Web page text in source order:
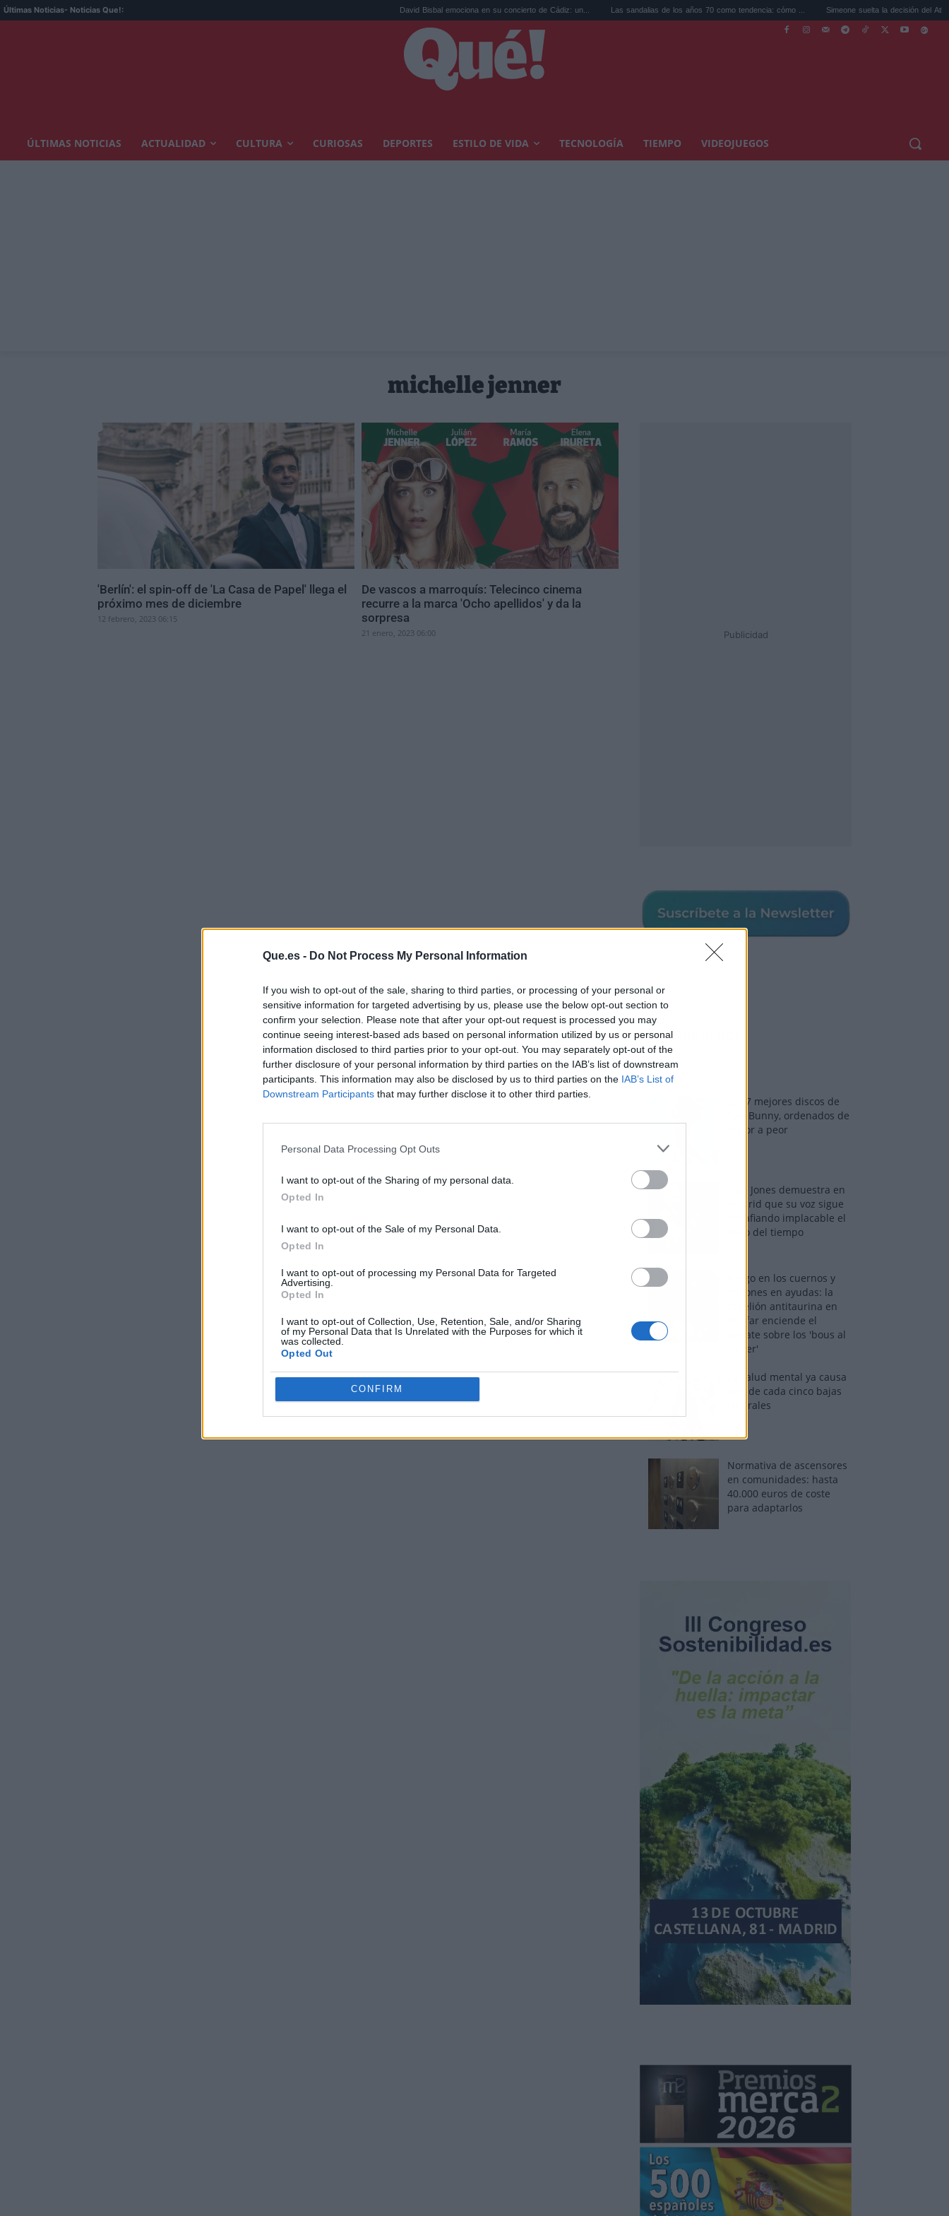
Que.es - Do Not Process My Personal Information
If you wish to opt-out of the sale, sharing to third parties, or processing of your personal or
sensitive information for targeted advertising by us, please use the below opt-out section to
confirm your selection. Please note that after your opt-out request is processed you may
continue seeing interest-based ads based on personal information utilized by us or personal
information disclosed to third parties prior to your opt-out. You may separately opt-out of the
further disclosure of your personal information by third parties on the IAB’s list of downstream
participants. This information may also be disclosed by us to third parties on the IAB’s List of
Downstream Participants that may further disclose it to other third parties.
Personal Data Processing Opt Outs
I want to opt-out of the Sharing of my personal data.
Opted In
I want to opt-out of the Sale of my Personal Data.
Opted In
I want to opt-out of processing my Personal Data for Targeted
Advertising.
Opted In
I want to opt-out of Collection, Use, Retention, Sale, and/or Sharing
of my Personal Data that Is Unrelated with the Purposes for which it
was collected.
Opted Out
CONFIRM
Últimas Noticias- Noticias Que!: David Bisbal emociona en su concierto de Cádiz: un... Las sandalias de los años 70 como tendencia: cómo ... Simeone suelta la decisión del Atlético sobre
ÚLTIMAS NOTICIAS ACTUALIDAD CULTURA CURIOSAS DEPORTES ESTILO DE VIDA TECNOLOGÍA TIEMPO VIDEOJUEGOS
michelle jenner
'Berlín': el spin-off de 'La Casa de Papel' llega el
próximo mes de diciembre
12 febrero, 2023 06:15
De vascos a marroquís: Telecinco cinema
recurre a la marca 'Ocho apellidos' y da la
sorpresa
21 enero, 2023 06:00 Publicidad
Los más vistos
Los 7 mejores discos de
Bad Bunny, ordenados de
mejor a peor
Tom Jones demuestra en
Madrid que su voz sigue
desafiando implacable el
paso del tiempo
Fuego en los cuernos y
millones en ayudas: la
rebelión antitaurina en
Alfafar enciende el
debate sobre los 'bous al
carrer'
La salud mental ya causa
una de cada cinco bajas
laborales
Normativa de ascensores
en comunidades: hasta
40.000 euros de coste
para adaptarlos